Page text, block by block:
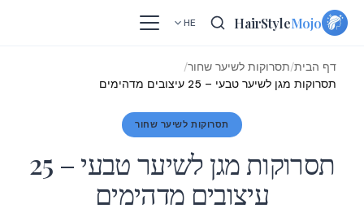
Skip
HairStyleMojo
HE
דף הבית/תסרוקות לשיער שחור/
תסרוקות מגן לשיער טבעי – 25 עיצובים מדהימים
תסרוקות לשיער שחור
תסרוקות מגן לשיער טבעי – 25
עיצובים מדהימים